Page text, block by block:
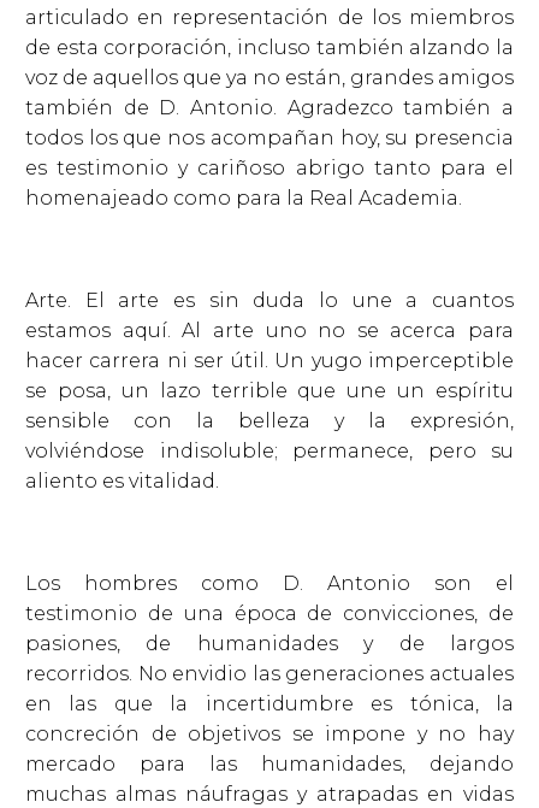
articulado en representación de los miembros
de esta corporación, incluso también alzando la
voz de aquellos que ya no están, grandes amigos
también de D. Antonio. Agradezco también a
todos los que nos acompañan hoy, su presencia
es testimonio y cariñoso abrigo tanto para el
homenajeado como para la Real Academia.
Arte. El arte es sin duda lo une a cuantos
estamos aquí. Al arte uno no se acerca para
hacer carrera ni ser útil. Un yugo imperceptible
se posa, un lazo terrible que une un espíritu
sensible con la belleza y la expresión,
volviéndose indisoluble; permanece, pero su
aliento es vitalidad.
Los hombres como D. Antonio son el
testimonio de una época de convicciones, de
pasiones, de humanidades y de largos
recorridos. No envidio las generaciones actuales
en las que la incertidumbre es tónica, la
concreción de objetivos se impone y no hay
mercado para las humanidades, dejando
muchas almas náufragas y atrapadas en vidas